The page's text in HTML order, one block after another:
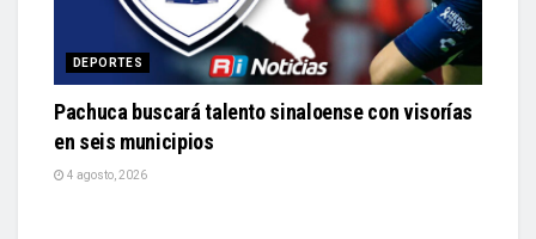
DEPORTES
Pachuca buscará talento sinaloense con visorías
en seis municipios
4 agosto, 2026